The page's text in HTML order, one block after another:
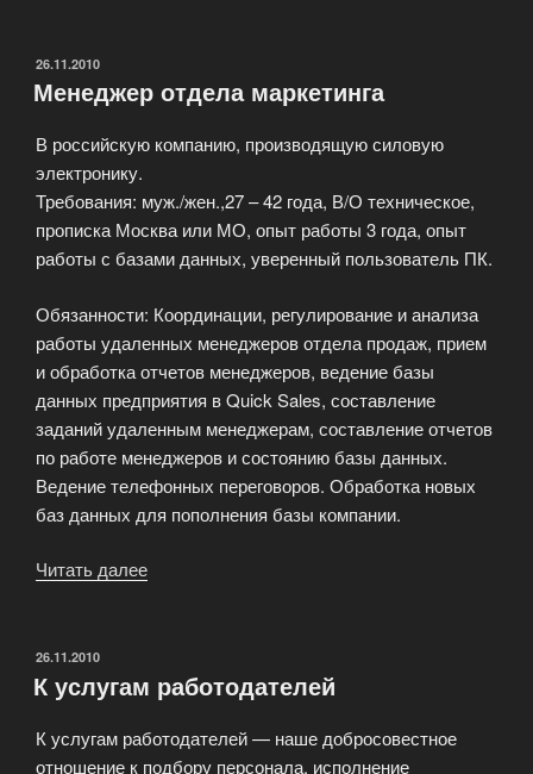
компании»
ОПУБЛИКОВАНО
26.11.2010
Менеджер отдела маркетинга
В российскую компанию, производящую силовую
электронику.
Требования: муж./жен.,27 – 42 года, В/О техническое,
прописка Москва или МО, опыт работы 3 года, опыт
работы с базами данных, уверенный пользователь ПК.
Обязанности: Координации, регулирование и анализа
работы удаленных менеджеров отдела продаж, прием
и обработка отчетов менеджеров, ведение базы
данных предприятия в Quick Sales, составление
заданий удаленным менеджерам, составление отчетов
по работе менеджеров и состоянию базы данных.
Ведение телефонных переговоров. Обработка новых
баз данных для пополнения базы компании.
Читать далее
ОПУБЛИКОВАНО
26.11.2010
К услугам работодателей
К услугам работодателей — наше добросовестное
отношение к подбору персонала, исполнение